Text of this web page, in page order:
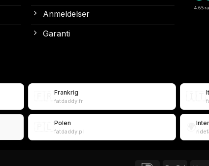
Anmeldelser
Garanti
4.65
Frankrig
fatdaddy.fr
Polen
fatdaddy.pl